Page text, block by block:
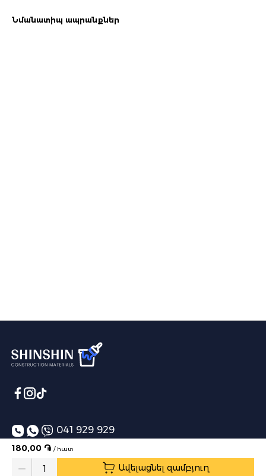
180,00 ֏ / հատ
Quantity Ավելացնել զամբյուղ
Նմանատիպ ապրանքներ
041 929 929
info@shinshin.am
Առաքման ժամեր՝ 10:00-19:00